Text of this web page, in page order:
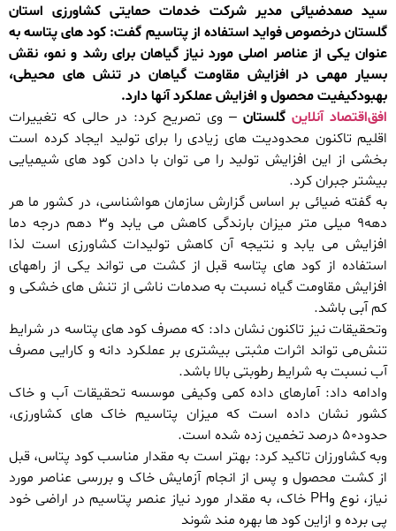
سید صمدضیائی مدیر شرکت خدمات حمایتی کشاورزی استان
گلستان درخصوص فواید استفاده از پتاسیم گفت: کود های پتاسه به
عنوان یکی از عناصر اصلی مورد نیاز گیاهان برای رشد و نمو، نقش
بسیار مهمی در افزایش مقاومت گیاهان در تنش های محیطی،
بهبودکیفیت محصول و افزایش عملکرد آنها دارد.
افق‌اقتصاد آنلاین گلستان – وی تصریح کرد: در حالی که تغییرات
اقلیم تاکنون محدودیت های زیادی را برای تولید ایجاد کرده است
بخشی از این افزایش تولید را می توان با دادن کود های شیمیایی
بیشتر جبران کرد.
به گفته ضیائی بر اساس گزارش سازمان هواشناسی، در کشور ما هر
دهه۹ میلی متر میزان بارندگی کاهش می یابد و۳ دهم درجه دما
افزایش می یابد و نتیجه آن کاهش تولیدات کشاورزی است لذا
استفاده از کود های پتاسه قبل از کشت می تواند یکی از راههای
افزایش مقاومت گیاه نسبت به صدمات ناشی از تنش های خشکی و
کم آبی باشد.
وتحقیقات نیز تاکنون نشان داد: که مصرف کود های پتاسه در شرایط
تنش‌می تواند اثرات مثبتی بیشتری بر عملکرد دانه و کارایی مصرف
آب نسبت به شرایط رطوبتی بالا باشد.
وادامه داد: آمارهای داده کمی و‌کیفی موسسه تحقیقات آب و خاک
کشور نشان داده است که میزان پتاسیم خاک های کشاورزی،
حدود۵۰ درصد تخمین زده شده است.
وبه کشاورزان تاکید کرد: بهتر است به مقدار مناسب کود پتاس، قبل
از کشت محصول و پس از انجام آزمایش خاک و بررسی عناصر مورد
نیاز، نوع وPH خاک، به مقدار مورد نیاز عنصر پتاسیم در اراضی خود
پی برده و ازاین کود ها بهره مند شوند